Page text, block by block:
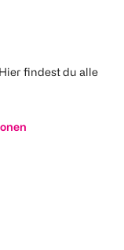
findest du alle